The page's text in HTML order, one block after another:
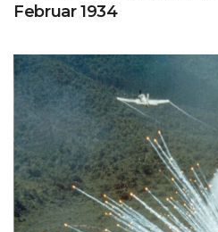
Februar 1934